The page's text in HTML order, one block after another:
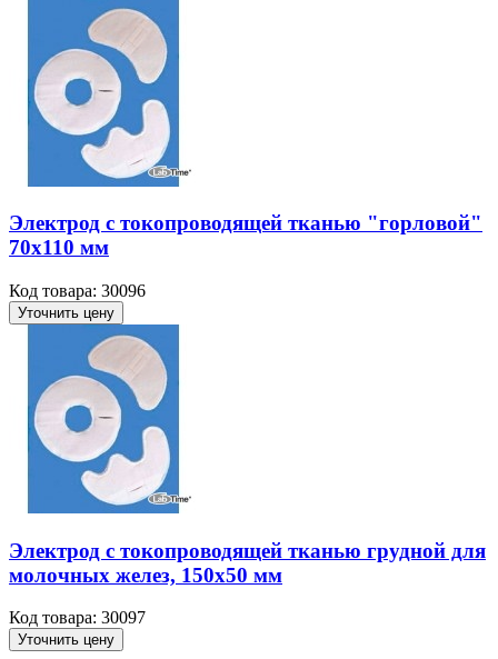
Электрод с токопроводящей тканью "горловой"
70х110 мм
Код товара: 30096
Уточнить цену
Электрод с токопроводящей тканью грудной для
молочных желез, 150х50 мм
Код товара: 30097
Уточнить цену